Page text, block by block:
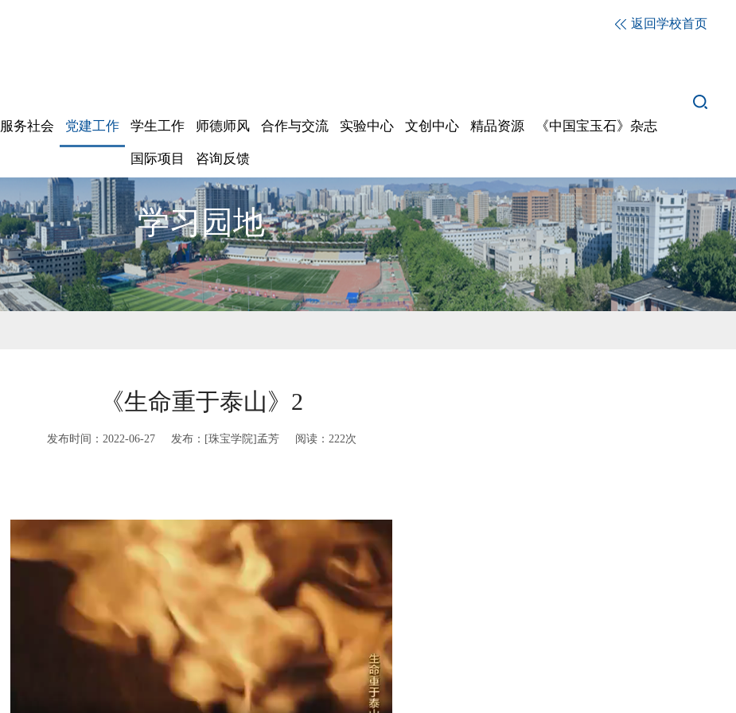
返回学校首页
服务社会 党建工作 学生工作 师德师风 合作与交流 实验中心 文创中心 精品资源 《中国宝玉石》杂志
国际项目 咨询反馈
学习园地
《生命重于泰山》2
发布时间：2022-06-27 发布：[珠宝学院]孟芳 阅读： 222次